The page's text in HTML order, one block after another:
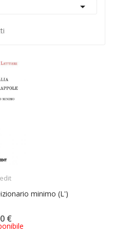

minimo (L')
€